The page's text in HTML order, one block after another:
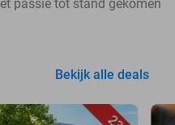
passie tot stand gekomen
Bekijk alle deals